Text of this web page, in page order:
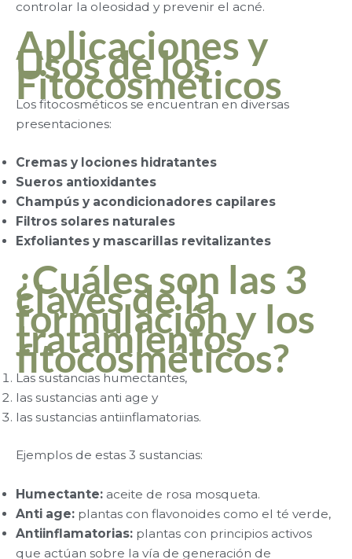
controlar la oleosidad y prevenir el acné.
Aplicaciones y
Usos de los
Fitocosméticos
Los fitocosméticos se encuentran en diversas
presentaciones:
Cremas y lociones hidratantes
Sueros antioxidantes
Champús y acondicionadores capilares
Filtros solares naturales
Exfoliantes y mascarillas revitalizantes
¿Cuáles son las 3
claves de la
formulación y los
tratamientos
fitocosméticos?
Las sustancias humectantes,
las sustancias anti age y
las sustancias antiinflamatorias.
Ejemplos de estas 3 sustancias:
Humectante: aceite de rosa mosqueta.
Anti age: plantas con flavonoides como el té verde,
Antiinflamatorias: plantas con principios activos
que actúan sobre la vía de generación de